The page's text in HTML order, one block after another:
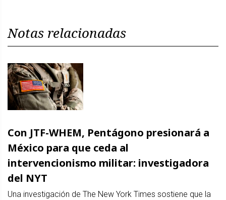
Notas relacionadas
Con JTF-WHEM, Pentágono presionará a
México para que ceda al
intervencionismo militar: investigadora
del NYT
Una investigación de The New York Times sostiene que la